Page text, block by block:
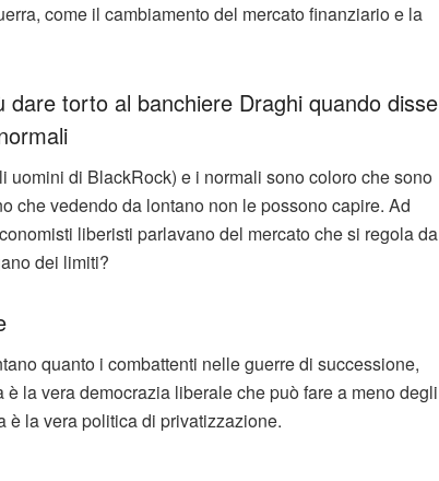
come il cambiamento del mercato finanziario e la
torto al banchiere Draghi quando disse
uomini di BlackRock) e i normali sono coloro che sono
che vedendo da lontano non le possono capire. Ad
liberisti parlavano del mercato che si regola da
dei limiti?
quanto i combattenti nelle guerre di successione,
la vera democrazia liberale che può fare a meno degli
la vera politica di privatizzazione.